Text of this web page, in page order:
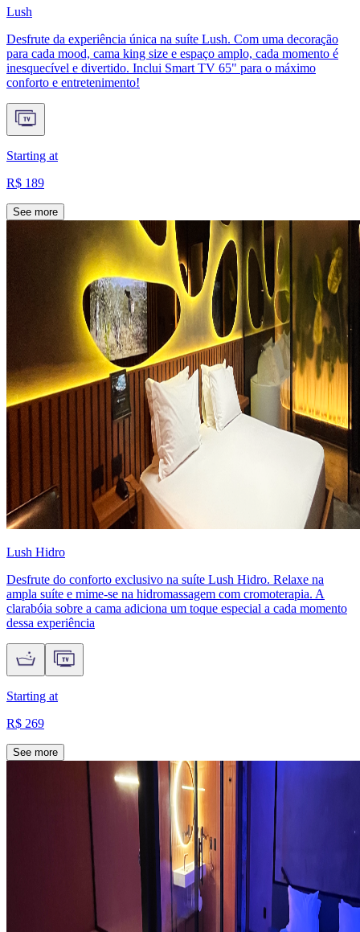
Lush
Desfrute da experiência única na suíte Lush. Com uma decoração
para cada mood, cama king size e espaço amplo, cada momento é
inesquecível e divertido. Inclui Smart TV 65" para o máximo
conforto e entretenimento!
Starting at
R$ 189
See more
Lush Hidro
Desfrute do conforto exclusivo na suíte Lush Hidro. Relaxe na
ampla suíte e mime-se na hidromassagem com cromoterapia. A
clarabóia sobre a cama adiciona um toque especial a cada momento
dessa experiência
Starting at
R$ 269
See more